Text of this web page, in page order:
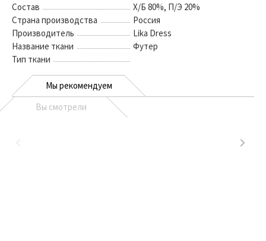
Состав
Х/Б 80%, П/Э 20%
Страна производства
Россия
Производитель
Lika Dress
Название ткани
Футер
Тип ткани
Мы рекомендуем
Вы смотрели